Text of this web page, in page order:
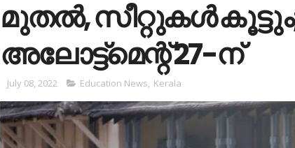
മുതല്‍, സീറ്റുകള്‍
അലോട്ട്‌മെന്റ് 27-ന്
July 08, 2022 Education News, Kerala